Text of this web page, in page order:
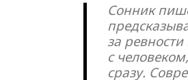
Сонник
за
с
сразу.